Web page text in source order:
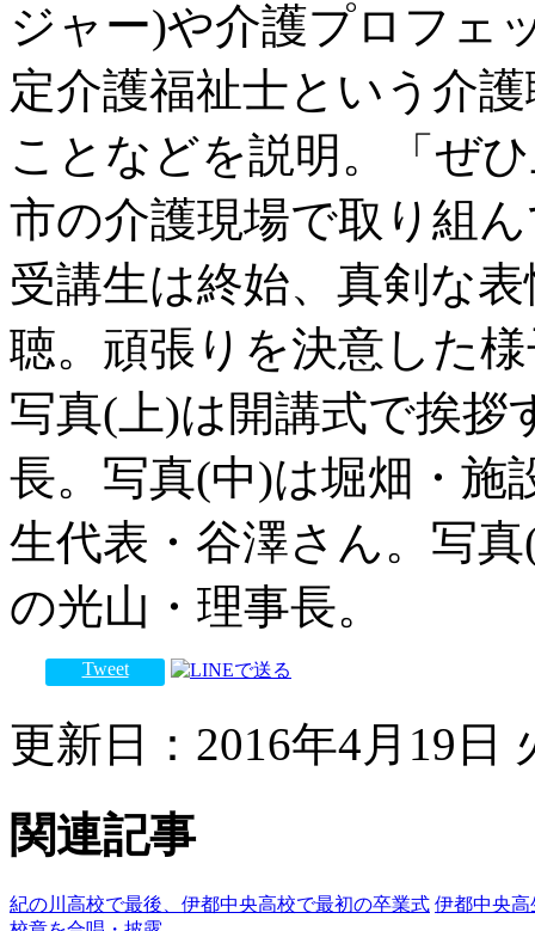
ジャー)や介護プロフェ
定介護福祉士という介
ことなどを説明。「ぜ
市の介護現場で取り組
受講生は終始、真剣な
聴。頑張りを決意した
写真(上)は開講式で挨拶
長。写真(中)は堀畑・施
生代表・谷澤さん。写
の光山・理事長。
Tweet
更新日：2016年4月19日
関連記事
紀の川高校で最後、伊都中央高校で最初の卒業式 伊都中央